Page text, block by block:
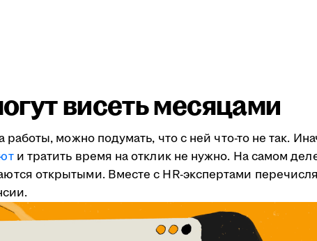
висеть месяцами
можно подумать, что с ней что-то не так.
и тратить время на отклик не нужно. На самом
открытыми. Вместе с HR-экспертами